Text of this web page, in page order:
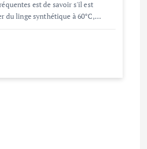
est de savoir s'il est
du linge synthétique à 60°C,…